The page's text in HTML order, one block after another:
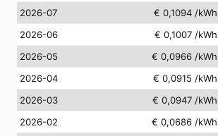
2026-07
€ 0,1094 /kWh
2026-06
€ 0,1007 /kWh
2026-05
€ 0,0966 /kWh
2026-04
€ 0,0915 /kWh
2026-03
€ 0,0947 /kWh
2026-02
€ 0,0686 /kWh